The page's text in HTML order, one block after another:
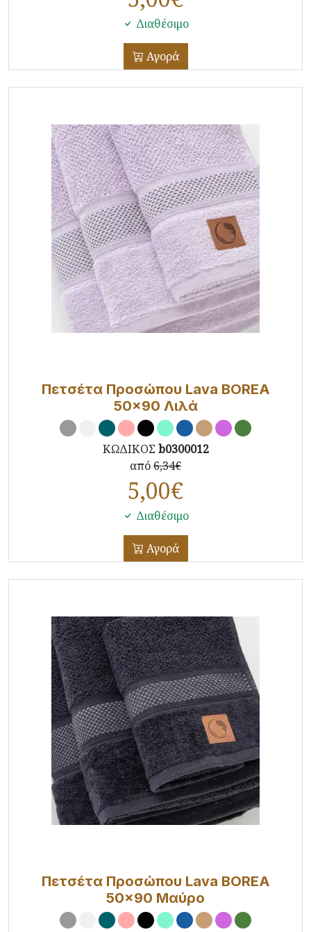
Διαθέσιμο
Αγορά
Πετσέτα Προσώπου Lava BOREA
50x90 Λιλά
ΚΩΔΙΚΟΣ b0300012
από6,34€
5,00€
Διαθέσιμο
Αγορά
Πετσέτα Προσώπου Lava BOREA
50x90 Μαύρο